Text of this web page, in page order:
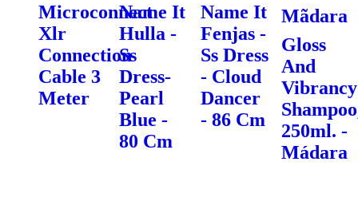
Microconnect
Xlr
Connection
Cable 3
Meter
Name It
Hulla -
Ss
Dress-
Pearl
Blue -
80 Cm
Name It
Fenjas -
Ss Dress
- Cloud
Dancer
- 86 Cm
Mãdara
Gloss
And
Vibrancy
250ml. -
Mádara